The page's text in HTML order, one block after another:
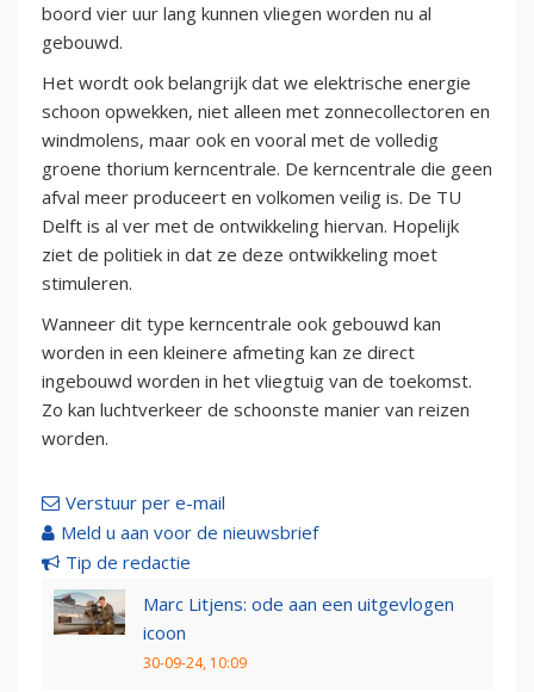
boord vier uur lang kunnen vliegen worden nu al
gebouwd.
Het wordt ook belangrijk dat we elektrische energie
schoon opwekken, niet alleen met zonnecollectoren en
windmolens, maar ook en vooral met de volledig
groene thorium kerncentrale. De kerncentrale die geen
afval meer produceert en volkomen veilig is. De TU
Delft is al ver met de ontwikkeling hiervan. Hopelijk
ziet de politiek in dat ze deze ontwikkeling moet
stimuleren.
Wanneer dit type kerncentrale ook gebouwd kan
worden in een kleinere afmeting kan ze direct
ingebouwd worden in het vliegtuig van de toekomst.
Zo kan luchtverkeer de schoonste manier van reizen
worden.
Verstuur per e-mail
Meld u aan voor de nieuwsbrief
Tip de redactie
Marc Litjens: ode aan een uitgevlogen
icoon
30-09-24, 10:09